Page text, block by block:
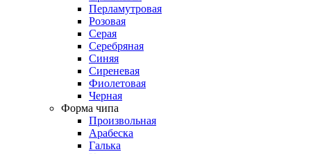
Перламутровая
Розовая
Серая
Серебряная
Синяя
Сиреневая
Фиолетовая
Черная
Форма чипа
Произвольная
Арабеска
Галька